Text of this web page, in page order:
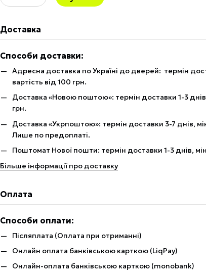
Доставка
Способи доставки:
Адресна доставка по Україні до дверей: термін
вартість від 100 грн.
Доставка «Новою поштою»: термін доставки 1-3 днів,
грн.
Доставка «Укрпоштою»: термін доставки 3-7 днів,
Лише по предоплаті.
Поштомат Нової пошти: термін доставки 1-3 днів,
Більше інформації про доставку
Оплата
Способи оплати:
Післяплата (Оплата при отриманні)
Онлайн оплата банківською карткою (LiqPay)
Онлайн-оплата банківською карткою (monobank)